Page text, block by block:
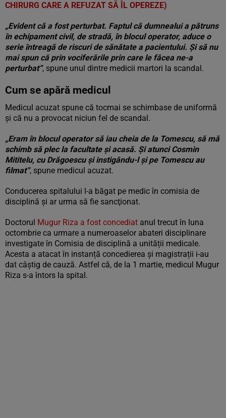
CHIRURG CARE A REFUZAT SĂ ÎL OPEREZE)
„Evident că a fost perturbat. Faptul că dumnealui a pătruns
în echipament civil, de stradă, în blocul operator, aduce o
serie întreagă de riscuri de sănătate a pacientului. Și să nu
mai spun că prin vociferările prin care le făcea ne-a
perturbat”, spune unul dintre medicii martori la scandal.
Cum se apără medicul
Medicul acuzat spune că tocmai se schimbase de uniformă
şi că nu a provocat niciun fel de scandal.
„Eram în blocul operator să iau cheia de la Tomescu, să mă
schimb să plec la facultate şi acasă. Şi atunci Cosmin
Mititelu, cu Drăgoescu şi instigându-l şi pe Tomescu au
filmat”, spune medicul acuzat.
Conducerea spitalului l-a băgat pe medic în comisia de
disciplină şi ar urma să fie sancţionat.
Doctorul Mugur Riza a fost concediat anul trecut în luna
octombrie ca urmare a numeroaselor abateri disciplinare
investigate în Comisia de disciplină a unității medicale.
Acesta a atacat în instanță concedierea și magistrații i-au
dat câștig de cauză. Astfel că, de la 1 martie, medicul Mugur
Riza s-a întors la spital.